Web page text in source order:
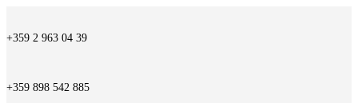
+359 2 963 04 39
+359 898 542 885